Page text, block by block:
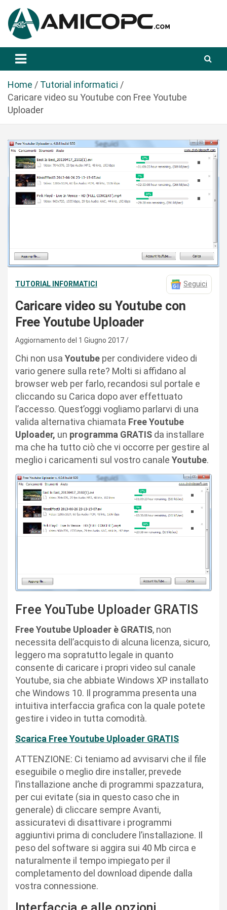
a
Amicopc.com
Home
Tutorial informatici
Caricare video su Youtube con Free Youtube
Uploader
TUTORIAL INFORMATICI Seguici
Caricare video su Youtube con
Free Youtube Uploader
Aggiornamento del 1 Giugno 2017
Chi non usa Youtube per condividere video di
vario genere sulla rete? Molti si affidano al
browser web per farlo, recandosi sul portale e
cliccando su Carica dopo aver effettuato
l’accesso. Quest’oggi vogliamo parlarvi di una
valida alternativa chiamata Free Youtube
Uploader, un programma GRATIS da installare
ma che ha tutto ciò che vi occorre per gestire al
meglio i caricamenti sul vostro canale Youtube.
Free YouTube Uploader GRATIS
Free Youtube Uploader è GRATIS, non
necessita dell’acquisto di alcuna licenza, sicuro,
leggero ma sopratutto legale in quanto
consente di caricare i propri video sul canale
Youtube, sia che abbiate Windows XP installato
che Windows 10. Il programma presenta una
intuitiva interfaccia grafica con la quale potete
gestire i video in tutta comodità.
Scarica Free Youtube Uploader GRATIS
ATTENZIONE: Ci teniamo ad avvisarvi che il file
eseguibile o meglio dire installer, prevede
l’installazione anche di programmi spazzatura,
per cui evitate (sia in questo caso che in
generale) di cliccare sempre Avanti,
assicuratevi di disattivare i programmi
aggiuntivi prima di concludere l’installazione. Il
peso del software si aggira sui 40 Mb circa e
naturalmente il tempo impiegato per il
completamento del download dipende dalla
vostra connessione.